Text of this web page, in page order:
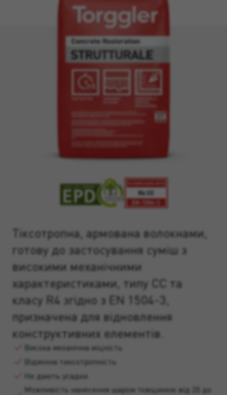
Тіксотропна, армована волокнами,
готову до застосування суміш з
високими механічними
характеристиками, типу CC та
класу R4 згідно з EN 1504-3,
призначена для відновлення
конструктивних елементів.
Висока механічна міцність
Відмінна тиксотропність
Не дають усадки
Можливість нанесення шаром товщиною від 20 до